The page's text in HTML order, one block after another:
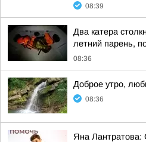
08:39
Два катера
летний парень,
08:36
Доброе утро,
08:36
Яна